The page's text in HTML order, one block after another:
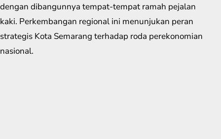
dengan dibangunnya tempat-tempat ramah pejalan
kaki. Perkembangan regional ini menunjukan peran
strategis Kota Semarang terhadap roda perekonomian
nasional.